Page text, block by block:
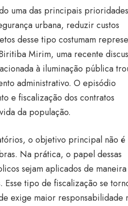
uma das principais
urbana, reduzir custos
desse tipo costumam
Mirim, uma recente
à iluminação pública
administrativo. O episódio
e fiscalização dos contratos
da população.
o objetivo principal não é
Na prática, o papel dessas
sejam aplicados de maneira
tipo de fiscalização se
exige maior responsabilidade